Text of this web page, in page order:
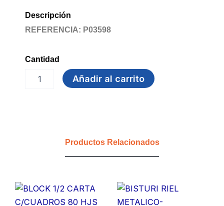
Descripción
REFERENCIA: P03598
Cantidad
ADHESIVO
Añadir al carrito
Productos Relacionados